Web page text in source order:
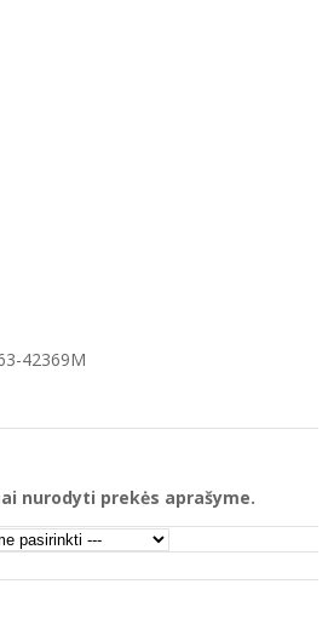
42369M
nurodyti prekės aprašyme.